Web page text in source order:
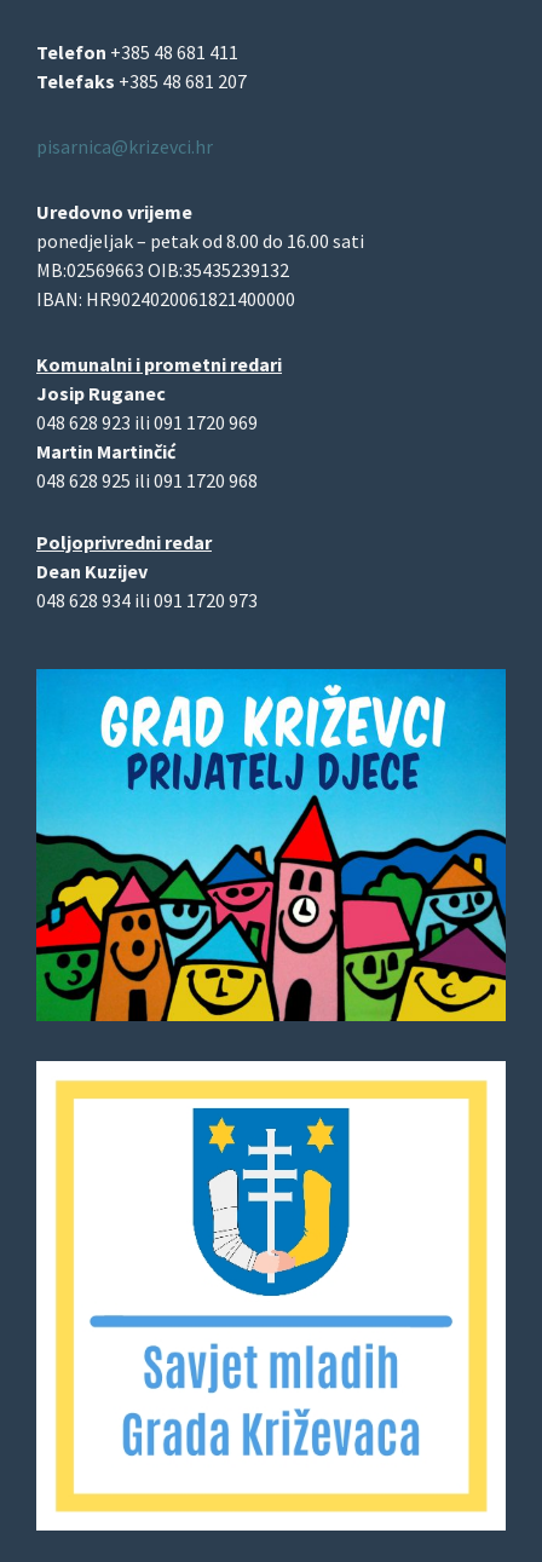
Telefon +385 48 681 411
Telefaks +385 48 681 207
pisarnica@krizevci.hr
Uredovno vrijeme
ponedjeljak – petak od 8.00 do 16.00 sati
MB:02569663 OIB:35435239132
IBAN: HR9024020061821400000
Komunalni i prometni redari
Josip Ruganec
048 628 923 ili 091 1720 969
Martin Martinčić
048 628 925 ili 091 1720 968
Poljoprivredni redar
Dean Kuzijev
048 628 934 ili 091 1720 973